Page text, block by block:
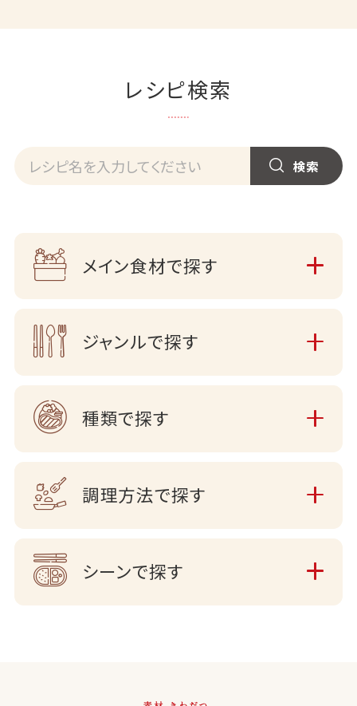
レシピ検索
メイン食材で探す
ジャンルで探す
種類で探す
調理方法で探す
シーンで探す